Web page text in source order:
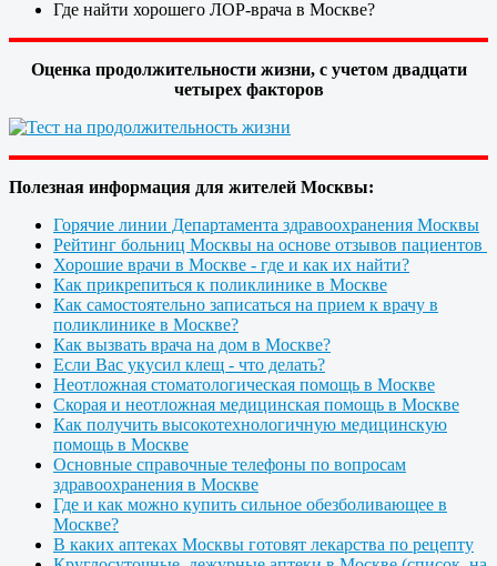
Где найти хорошего ЛОР-врача в Москве?
Оценка продолжительности жизни, с учетом двадцати
четырех факторов
Полезная информация для жителей Москвы:
Горячие линии Департамента здравоохранения Москвы
Рейтинг больниц Москвы на основе отзывов пациентов
Хорошие врачи в Москве - где и как их найти?
Как прикрепиться к поликлинике в Москве
Как самостоятельно записаться на прием к врачу в
поликлинике в Москве?
Как вызвать врача на дом в Москве?
Если Вас укусил клещ - что делать?
Неотложная стоматологическая помощь в Москве
Скорая и неотложная медицинская помощь в Москве
Как получить высокотехнологичную медицинскую
помощь в Москве
Основные справочные телефоны по вопросам
здравоохранения в Москве
Где и как можно купить сильное обезболивающее в
Москве?
В каких аптеках Москвы готовят лекарства по рецепту